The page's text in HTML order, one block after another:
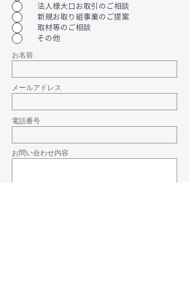
法人様大口お取引のご相談
新規お取り組事業のご提案
取材等のご相談
その他
​お名前
メールアドレス
電話番号
お問い合わせ内容